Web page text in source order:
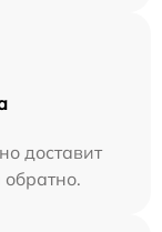
доставит